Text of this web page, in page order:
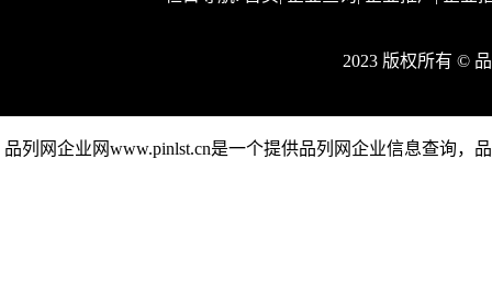
2023 版权所有 ©
品列网企业网www.pinlst.cn是一个提供品列网企业信息查询